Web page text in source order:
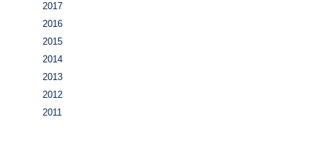
2017
2016
2015
2014
2013
2012
2011